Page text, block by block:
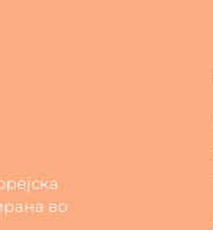
во